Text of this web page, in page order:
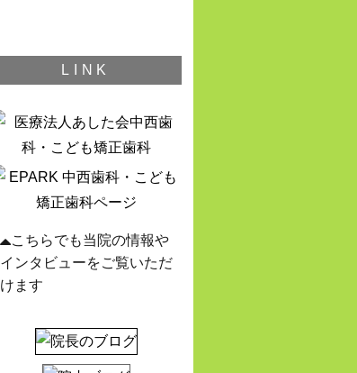
LINK
こちらでも当院の情報や
インタビューをご覧いただ
けます